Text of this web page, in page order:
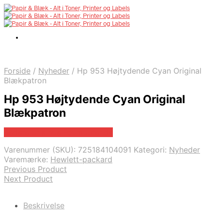
Forside / Nyheder / Hp 953 Højtydende Cyan Original
Blækpatron
Hp 953 Højtydende Cyan Original
Blækpatron
Varenummer (SKU): 725184104091 Kategori: Nyheder
Varemærke: Hewlett-packard
Previous Product
Next Product
Beskrivelse